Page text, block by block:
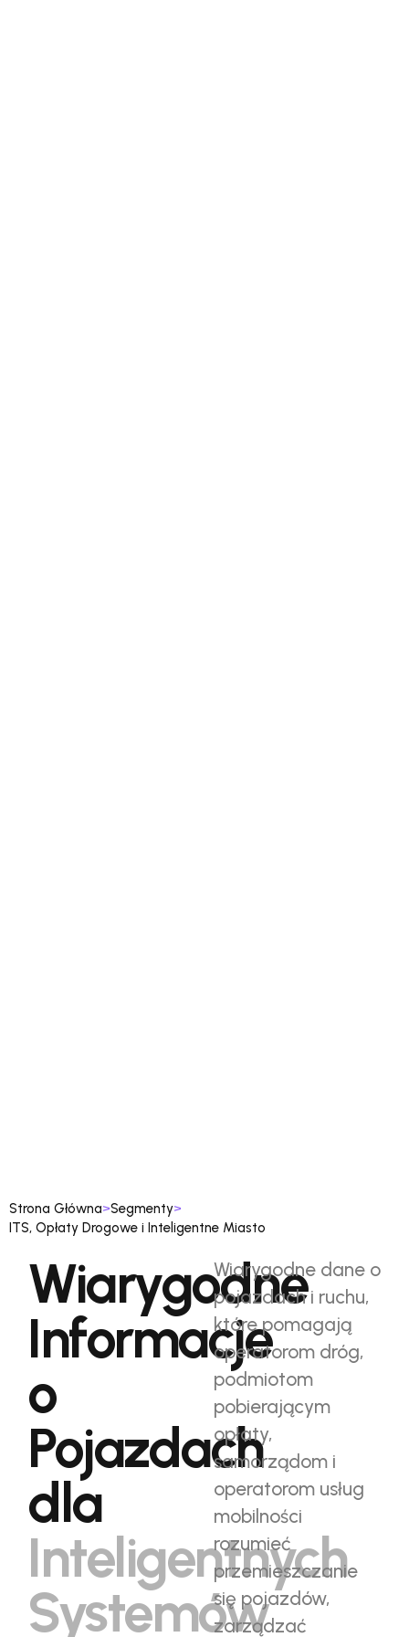
Strona Główna>Segmenty>
ITS, Opłaty Drogowe i Inteligentne Miasto
Wiarygodne
Informacje
o
Pojazdach
dla
Inteligentnych
Systemów
Wiarygodne dane o
pojazdach i ruchu,
które pomagają
operatorom dróg,
podmiotom
pobierającym
opłaty,
samorządom i
operatorom usług
mobilności
rozumieć
przemieszczanie
się pojazdów,
zarządzać